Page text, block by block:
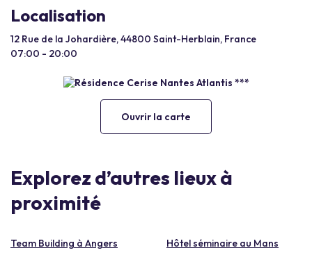
Localisation
12 Rue de la Johardière, 44800 Saint-Herblain, France
07:00 - 20:00
Ouvrir la carte
Explorez d’autres lieux à
proximité
Team Building à Angers Hôtel séminaire au Mans